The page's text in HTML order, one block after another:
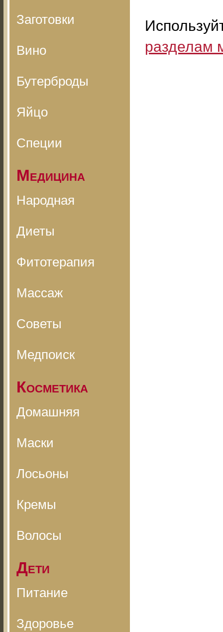
Заготовки
Вино
Бутерброды
Яйцо
Специи
Медицина
Народная
Диеты
Фитотерапия
Массаж
Советы
Медпоиск
Косметика
Домашняя
Маски
Лосьоны
Кремы
Волосы
Дети
Питание
Здоровье
разделам